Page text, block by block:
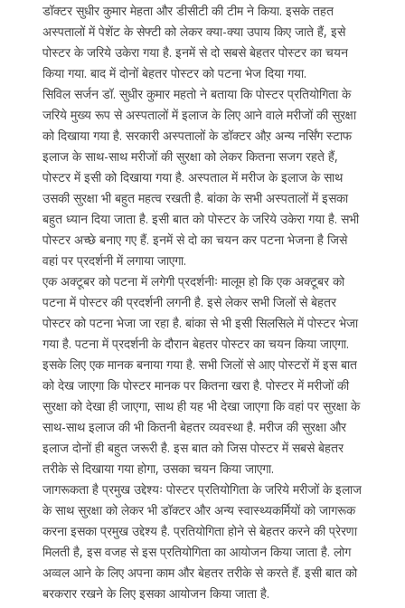
डॉक्टर सुधीर कुमार मेहता और डीसीटी की टीम ने किया. इसके तहत
अस्पतालों में पेशेंट के सेफ्टी को लेकर क्या-क्या उपाय किए जाते हैं, इसे
पोस्टर के जरिये उकेरा गया है. इनमें से दो सबसे बेहतर पोस्टर का चयन
किया गया. बाद में दोनों बेहतर पोस्टर को पटना भेज दिया गया.
सिविल सर्जन डॉ. सुधीर कुमार महतो ने बताया कि पोस्टर प्रतियोगिता के
जरिये मुख्य रूप से अस्पतालों में इलाज के लिए आने वाले मरीजों की सुरक्षा
को दिखाया गया है. सरकारी अस्पतालों के डॉक्टर औऱ अन्य नर्सिंग स्टाफ
इलाज के साथ-साथ मरीजों की सुरक्षा को लेकर कितना सजग रहते हैं,
पोस्टर में इसी को दिखाया गया है. अस्पताल में मरीज के इलाज के साथ
उसकी सुरक्षा भी बहुत महत्व रखती है. बांका के सभी अस्पतालों में इसका
बहुत ध्यान दिया जाता है. इसी बात को पोस्टर के जरिये उकेरा गया है. सभी
पोस्टर अच्छे बनाए गए हैं. इनमें से दो का चयन कर पटना भेजना है जिसे
वहां पर प्रदर्शनी में लगाया जाएगा.
एक अक्टूबर को पटना में लगेगी प्रदर्शनीः मालूम हो कि एक अक्टूबर को
पटना में पोस्टर की प्रदर्शनी लगनी है. इसे लेकर सभी जिलों से बेहतर
पोस्टर को पटना भेजा जा रहा है. बांका से भी इसी सिलसिले में पोस्टर भेजा
गया है. पटना में प्रदर्शनी के दौरान बेहतर पोस्टर का चयन किया जाएगा.
इसके लिए एक मानक बनाया गया है. सभी जिलों से आए पोस्टरों में इस बात
को देख जाएगा कि पोस्टर मानक पर कितना खरा है. पोस्टर में मरीजों की
सुरक्षा को देखा ही जाएगा, साथ ही यह भी देखा जाएगा कि वहां पर सुरक्षा के
साथ-साथ इलाज की भी कितनी बेहतर व्यवस्था है. मरीज की सुरक्षा और
इलाज दोनों ही बहुत जरूरी है. इस बात को जिस पोस्टर में सबसे बेहतर
तरीके से दिखाया गया होगा, उसका चयन किया जाएगा.
जागरूकता है प्रमुख उद्देश्यः पोस्टर प्रतियोगिता के जरिये मरीजों के इलाज
के साथ सुरक्षा को लेकर भी डॉक्टर और अन्य स्वास्थ्यकर्मियों को जागरूक
करना इसका प्रमुख उद्देश्य है. प्रतियोगिता होने से बेहतर करने की प्रेरणा
मिलती है, इस वजह से इस प्रतियोगिता का आयोजन किया जाता है. लोग
अव्वल आने के लिए अपना काम और बेहतर तरीके से करते हैं. इसी बात को
बरकरार रखने के लिए इसका आयोजन किया जाता है.